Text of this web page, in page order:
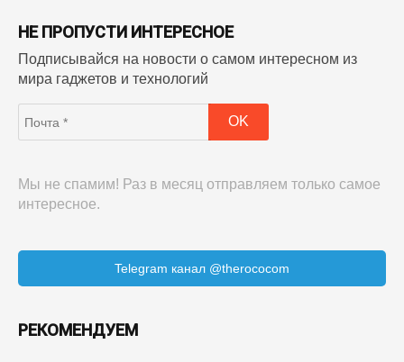
НЕ ПРОПУСТИ ИНТЕРЕСНОЕ
Подписывайся на новости о самом интересном из
мира гаджетов и технологий
Мы не спамим! Раз в месяц отправляем только самое
интересное.
Telegram канал @therococom
РЕКОМЕНДУЕМ